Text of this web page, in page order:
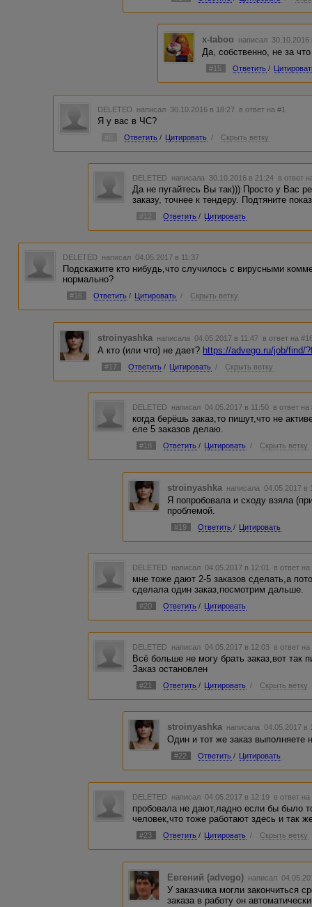
x-taboo написал
Да, собственно, не за
#15 Ответить /
DELETED написал 30.10.2016 в 18:27 в ответ на #1
Я у вас в ЧС?
Ответить / Цитировать / Скрыть ветку
DELETED написала 30.10.2016 в 21:24 в ответ
Да не пугайтесь Вы так))) Просто у Вас
заказу, точнее к тендеру. Подтяните
#12 Ответить / Цитировать
DELETED написал 04.05.2017 в 11:37
Подскажите кто нибудь,что случилось с вирусными
нормально?
#16 Ответить / Цитировать / Скрыть ветку
stroinyashka написала 04.05.2017 в 11:47 в ответ на
А кто (или что) не дает? https://advego.ru/job/find/
#17 Ответить / Цитировать / Скрыть ветку
DELETED написал 04.05.2017 в 11:50 в ответ на
когда берёшь заказ,то пишут,что не
еле 5 заказов делаю.
#18 Ответить / Цитировать / Скрыть ветку
stroinyashka написала 04.05.2017
Я попробовала и сходу взяла
проблемой.
#19 Ответить / Цитировать
DELETED написал 04.05.2017 в 12:01 в ответ
мне тоже дают 2-5 заказов сделать,а
сделала один заказ,посмотрим дальше.
#20 Ответить / Цитировать
DELETED написал 04.05.2017 в 12:03 в ответ
Всё больше не могу брать заказ,вот так
Заказ остановлен
#21 Ответить / Цитировать / Скрыть ветку
stroinyashka написала 04.05.2017
Один и тот же заказ выполняете
#22 Ответить / Цитировать
DELETED написал 04.05.2017 в 12:19 в ответ
пробовала не дают,ладно если бы было
человек,что тоже работают здесь и так
#23 Ответить / Цитировать / Скрыть ветку
Евгений (advego) написал
У заказчика могли закончиться
заказа в работу он